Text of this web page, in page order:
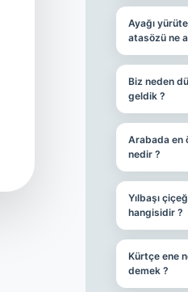
Ayağı
atasözü ne
Biz neden
geldik ?
Arabada en
nedir ?
Yılbaşı
hangisidir ?
Kürtçe ene
demek ?